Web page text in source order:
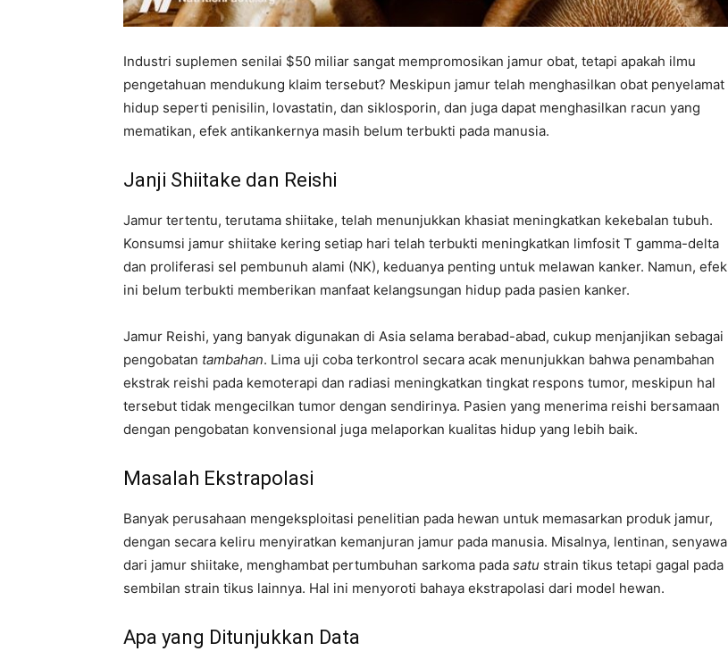
Industri suplemen senilai $50 miliar sangat mempromosikan jamur obat, tetapi apakah ilmu
pengetahuan mendukung klaim tersebut? Meskipun jamur telah menghasilkan obat penyelamat
hidup seperti penisilin, lovastatin, dan siklosporin, dan juga dapat menghasilkan racun yang
mematikan, efek antikankernya masih belum terbukti pada manusia.
Janji Shiitake dan Reishi
Jamur tertentu, terutama shiitake, telah menunjukkan khasiat meningkatkan kekebalan tubuh.
Konsumsi jamur shiitake kering setiap hari telah terbukti meningkatkan limfosit T gamma-delta
dan proliferasi sel pembunuh alami (NK), keduanya penting untuk melawan kanker. Namun, efek
ini belum terbukti memberikan manfaat kelangsungan hidup pada pasien kanker.
Jamur Reishi, yang banyak digunakan di Asia selama berabad-abad, cukup menjanjikan sebagai
pengobatan tambahan. Lima uji coba terkontrol secara acak menunjukkan bahwa penambahan
ekstrak reishi pada kemoterapi dan radiasi meningkatkan tingkat respons tumor, meskipun hal
tersebut tidak mengecilkan tumor dengan sendirinya. Pasien yang menerima reishi bersamaan
dengan pengobatan konvensional juga melaporkan kualitas hidup yang lebih baik.
Masalah Ekstrapolasi
Banyak perusahaan mengeksploitasi penelitian pada hewan untuk memasarkan produk jamur,
dengan secara keliru menyiratkan kemanjuran jamur pada manusia. Misalnya, lentinan, senyawa
dari jamur shiitake, menghambat pertumbuhan sarkoma pada satu strain tikus tetapi gagal pada
sembilan strain tikus lainnya. Hal ini menyoroti bahaya ekstrapolasi dari model hewan.
Apa yang Ditunjukkan Data